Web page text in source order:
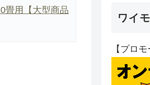
畳用【大型商品
ワイ
【プロ